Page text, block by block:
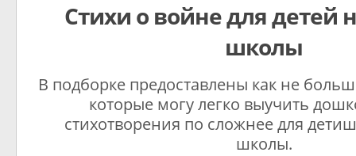
Стихи о войне для детей
школы
В подборке предоставлены как не
которые могу легко выучить
стихотворения по сложнее для
школы.